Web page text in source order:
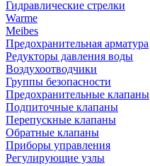
Гидравлические стрелки
Warme
Meibes
Предохранительная арматура
Редукторы давления воды
Воздухоотводчики
Группы безопасности
Предохранительные клапаны
Подпиточные клапаны
Перепускные клапаны
Обратные клапаны
Приборы управления
Регулирующие узлы